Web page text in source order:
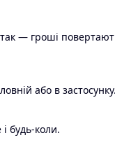
— гроші
або в застосунку.
будь-коли.